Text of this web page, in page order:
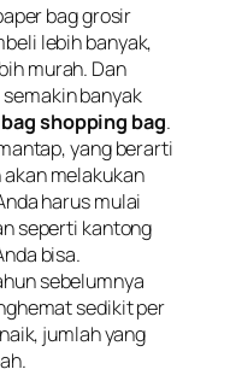
bag grosir
lebih banyak,
murah. Dan
banyak
shopping bag.
yang berarti
melakukan
harus mulai
seperti kantong
bisa.
sebelumnya
sedikit per
jumlah yang